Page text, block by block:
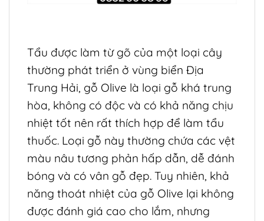
Tẩu được làm từ gõ của một loại cây
thường phát triển ở vùng biển Địa
Trung Hải, gỗ Olive là loại gỗ khá trung
hòa, không có độc và có khả năng chịu
nhiệt tốt nên rất thích hợp để làm tẩu
thuốc. Loại gỗ này thường chứa các vệt
màu nâu tương phản hấp dẫn, dễ đánh
bóng và có vân gỗ đẹp. Tuy nhiên, khả
năng thoát nhiệt của gỗ Olive lại không
được đánh giá cao cho lắm, nhưng